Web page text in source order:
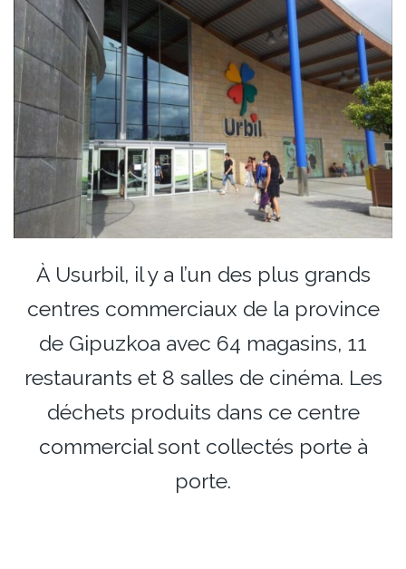
À Usurbil, il y a l’un des plus grands
centres commerciaux de la province
de Gipuzkoa avec 64 magasins, 11
restaurants et 8 salles de cinéma. Les
déchets produits dans ce centre
commercial sont collectés porte à
porte.